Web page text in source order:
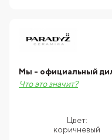
Цвет:
коричневый
Мы - официальный
Что это значит?